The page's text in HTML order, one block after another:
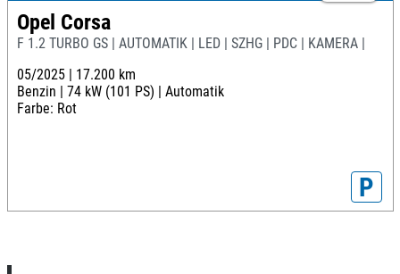
Opel Corsa
F 1.2 TURBO GS | AUTOMATIK | LED | SZHG | PDC | KAMERA |
05/2025 | 17.200 km
Benzin | 74 kW (101 PS) | Automatik
Farbe: Rot
P